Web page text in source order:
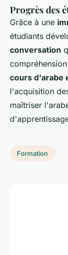
Progrès des
Grâce à une
étudiants
conversation
cours d'arabe
l'acquisition
maîtriser
Formation